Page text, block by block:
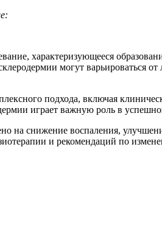
характеризующееся
могут варьироваться
подхода, включая
играет важную роль в
на снижение воспаления,
и рекомендаций по